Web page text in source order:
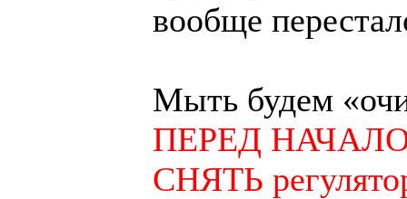
вообще
Мыть будем
ПЕРЕД
СНЯТЬ